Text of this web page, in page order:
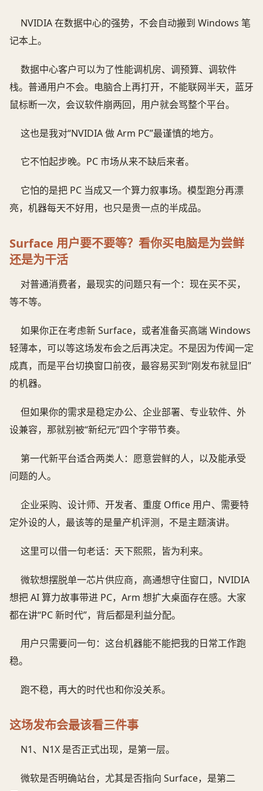
NVIDIA 在数据中心的强势，不会自动搬到 Windows 笔
记本上。
数据中心客户可以为了性能调机房、调预算、调软件
栈。普通用户不会。电脑合上再打开，不能联网半天，蓝牙
鼠标断一次，会议软件崩两回，用户就会骂整个平台。
这也是我对“NVIDIA 做 Arm PC”最谨慎的地方。
它不怕起步晚。PC 市场从来不缺后来者。
它怕的是把 PC 当成又一个算力叙事场。模型跑分再漂
亮，机器每天不好用，也只是贵一点的半成品。
Surface 用户要不要等？看你买电脑是为尝鲜
还是为干活
对普通消费者，最现实的问题只有一个：现在买不买，
等不等。
如果你正在考虑新 Surface，或者准备买高端 Windows
轻薄本，可以等这场发布会之后再决定。不是因为传闻一定
成真，而是平台切换窗口前夜，最容易买到“刚发布就显旧”
的机器。
但如果你的需求是稳定办公、企业部署、专业软件、外
设兼容，那就别被“新纪元”四个字带节奏。
第一代新平台适合两类人：愿意尝鲜的人，以及能承受
问题的人。
企业采购、设计师、开发者、重度 Office 用户、需要特
定外设的人，最该等的是量产机评测，不是主题演讲。
这里可以借一句老话：天下熙熙，皆为利来。
微软想摆脱单一芯片供应商，高通想守住窗口，NVIDIA
想把 AI 算力故事带进 PC，Arm 想扩大桌面存在感。大家
都在讲“PC 新时代”，背后都是利益分配。
用户只需要问一句：这台机器能不能把我的日常工作跑
稳。
跑不稳，再大的时代也和你没关系。
这场发布会最该看三件事
N1、N1X 是否正式出现，是第一层。
微软是否明确站台，尤其是否指向 Surface，是第二